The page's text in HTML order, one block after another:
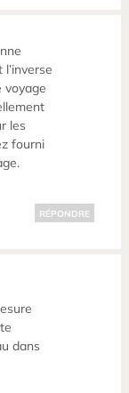
voyage
les
fourni
RÉPONDRE
dans